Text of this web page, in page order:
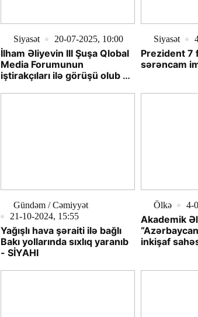
Siyasət 20-07-2025, 10:00
İlham Əliyevin III Şuşa Qlobal
Media Forumunun
iştirakçıları ilə görüşü olub -
Siyasət
Prezident 7
sərəncam
Gündəm / Cəmiyyət
21-10-2024, 15:55
Yağışlı hava şəraiti ilə bağlı
Bakı yollarında sıxlıq yaranıb
- SİYAHI
Ölkə 4-
Akademik
inkişaf